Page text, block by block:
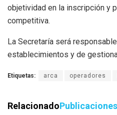
objetividad en la inscripción y
competitiva.
La Secretaría será
establecimientos y de
Etiquetas: arca operadores
RelacionadoPublicaciones